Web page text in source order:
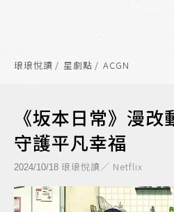
琅琅悅讀 星劇點 ACGN
《坂本日常》漫
守護平凡幸福
2024/10/18 琅琅悅讀／ Netflix